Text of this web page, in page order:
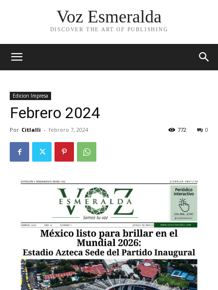
Voz Esmeralda
DISCOVER THE ART OF PUBLISHING
Edicion Impresa
Febrero 2024
Por Citlalli - febrero 7, 2024 0
772